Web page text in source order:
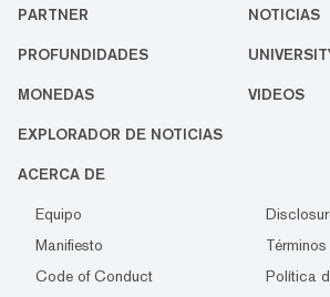
PARTNER NOTICIAS
PROFUNDIDADES
MONEDAS VIDEOS
EXPLORADOR DE NOTICIAS
ACERCA DE
Equipo
Manifiesto
Code of Conduct
Política